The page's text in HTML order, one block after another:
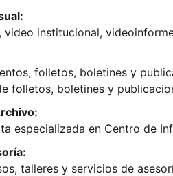
video institucional,
folletos, boletines y
folletos, boletines y
especializada en Centro de
talleres y servicios de